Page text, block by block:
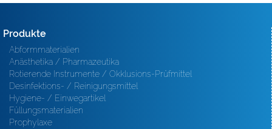
Produkte
Abformmaterialien
Anästhetika / Pharmazeutika
Rotierende Instrumente / Okklusions-Prüfmittel
Desinfektions- / Reinigungsmittel
Hygiene- / Einwegartikel
Füllungsmaterialien
Prophylaxe